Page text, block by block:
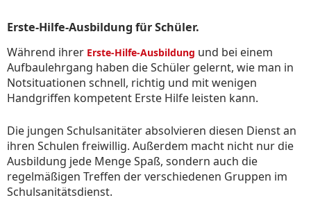
Erste-Hilfe-Ausbildung für Schüler.
Während ihrer Erste-Hilfe-Ausbildung und bei einem
Aufbaulehrgang haben die Schüler gelernt, wie man in
Notsituationen schnell, richtig und mit wenigen
Handgriffen kompetent Erste Hilfe leisten kann.
Die jungen Schulsanitäter absolvieren diesen Dienst an
ihren Schulen freiwillig. Außerdem macht nicht nur die
Ausbildung jede Menge Spaß, sondern auch die
regelmäßigen Treffen der verschiedenen Gruppen im
Schulsanitätsdienst.